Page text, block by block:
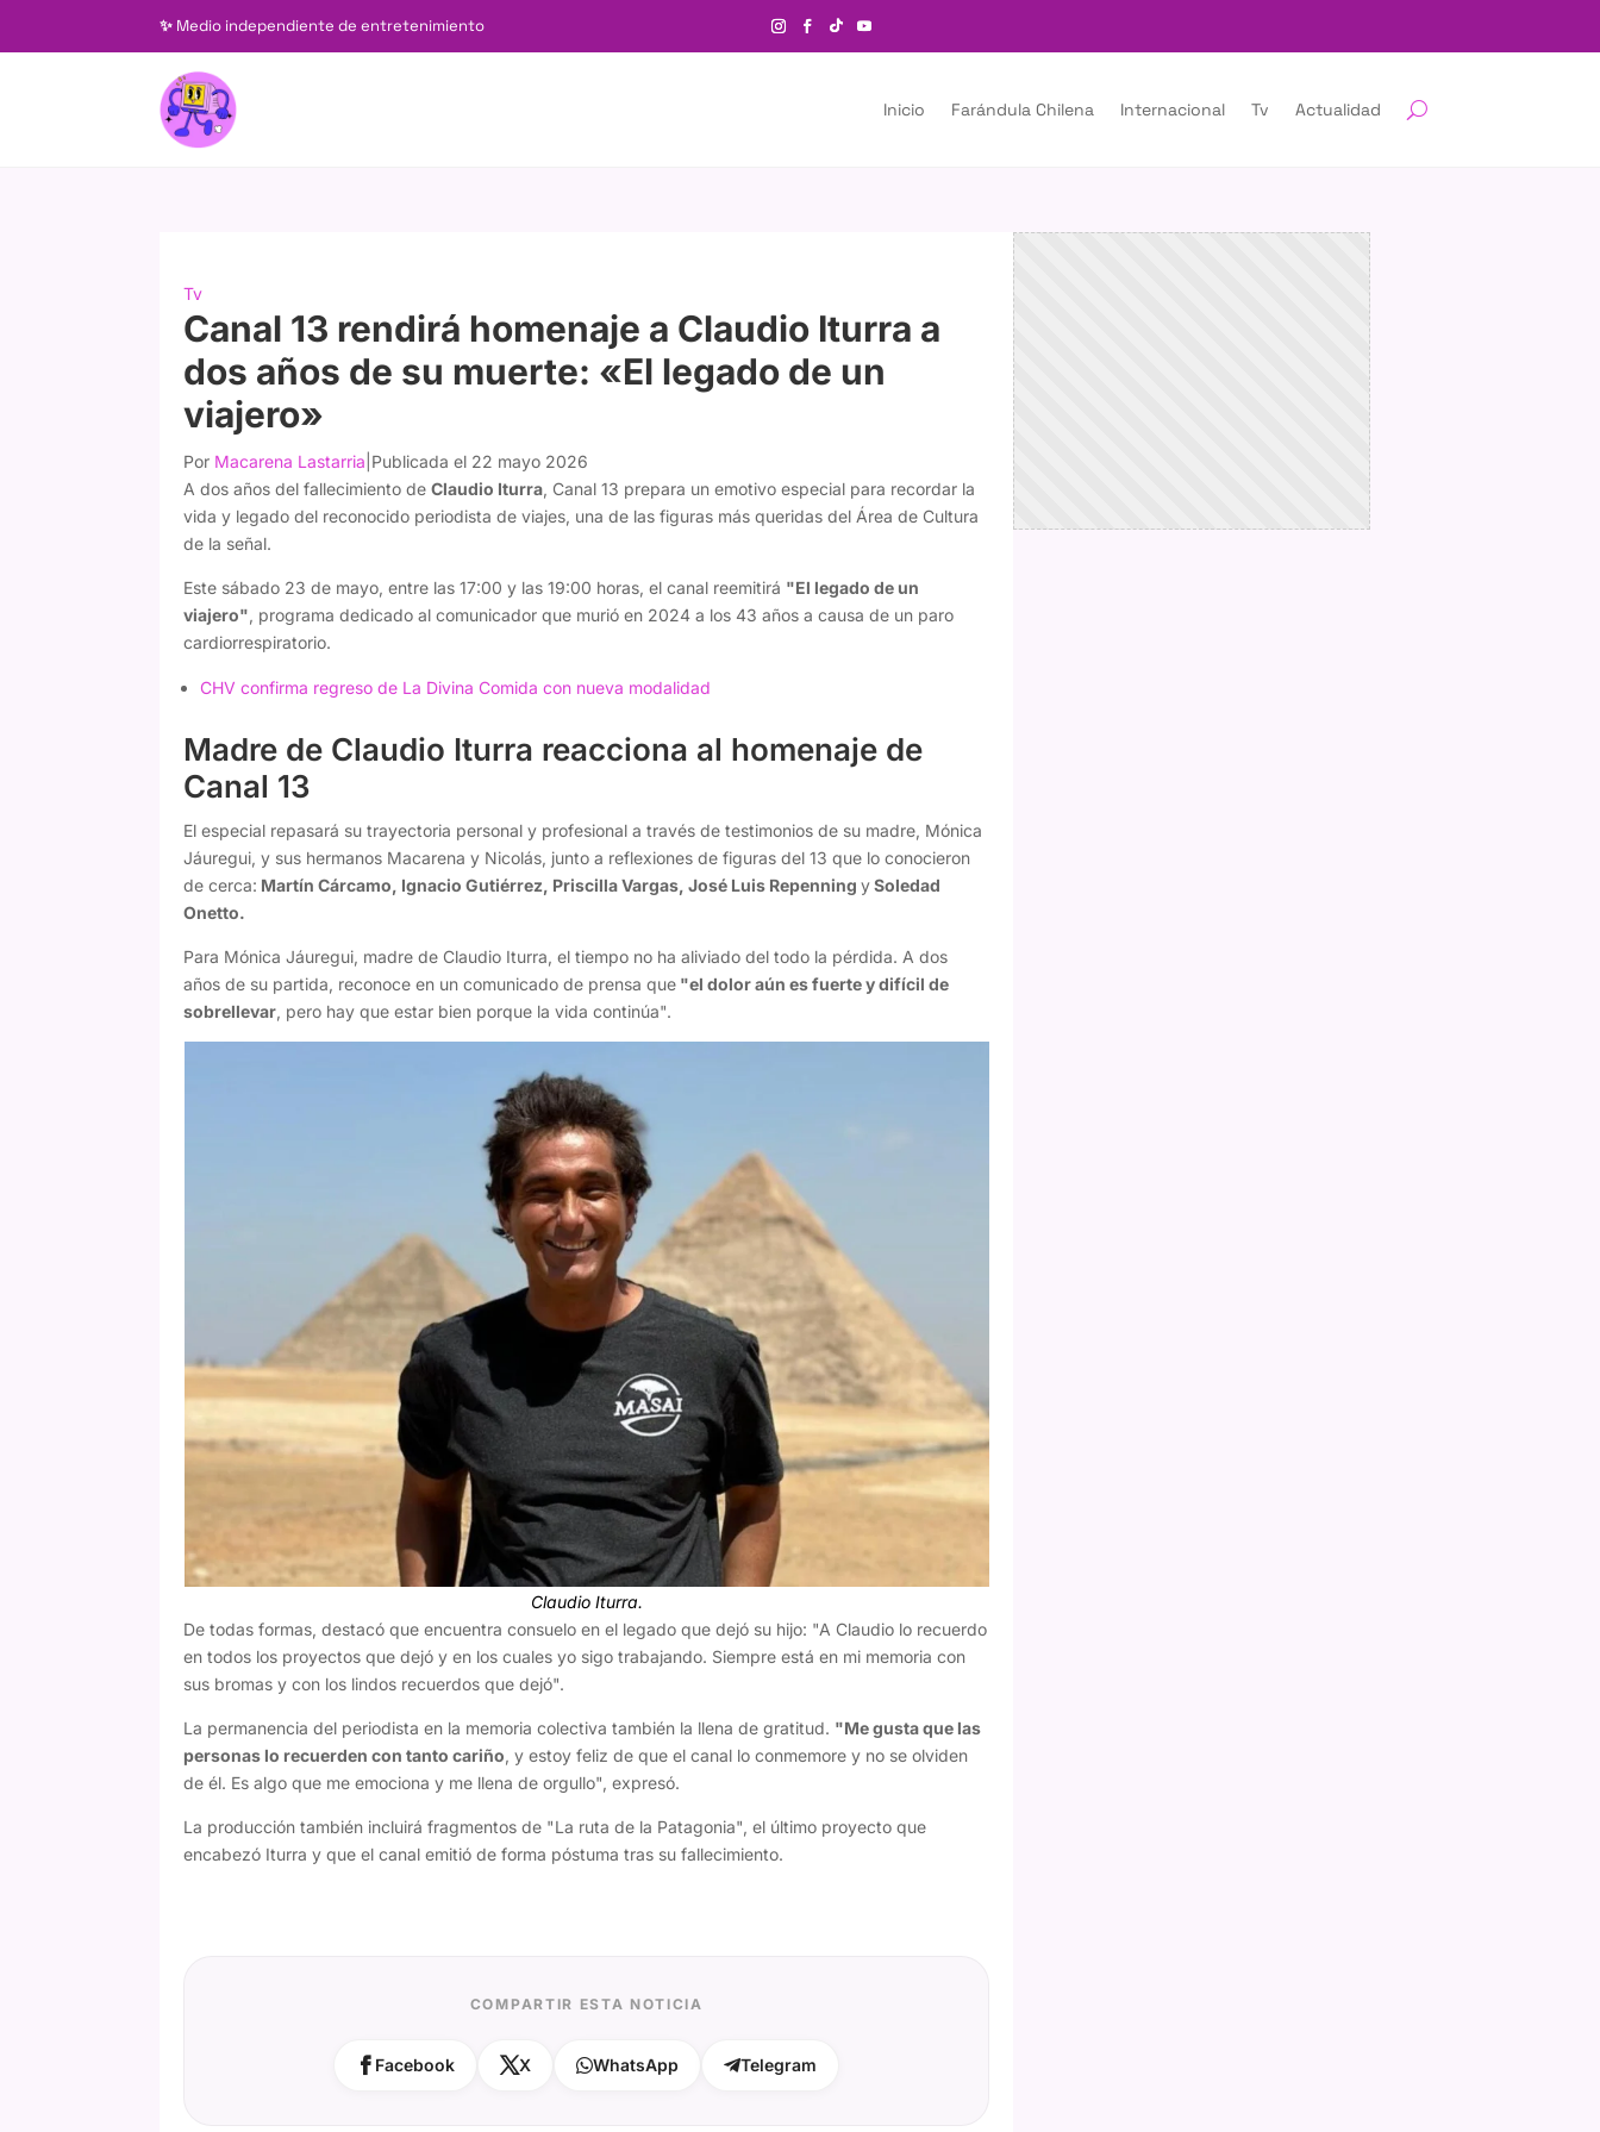
✨ Medio independiente de entretenimiento
Inicio Farándula Chilena Internacional Tv Actualidad
Tv
Canal 13 rendirá homenaje a Claudio Iturra a
dos años de su muerte: «El legado de un
viajero»
Por Macarena Lastarria Publicada el 22 mayo 2026
A dos años del fallecimiento deClaudio Iturra, Canal 13 prepara un emotivo especial para recordar la
vida y legado del reconocido periodista de viajes, una de las figuras más queridas del Área de Cultura
de la señal.
Este sábado 23 de mayo, entre las 17:00 y las 19:00 horas, el canal reemitirá "El legado de un
viajero", programa dedicado al comunicador que murió en 2024 a los 43 años a causa de un paro
cardiorrespiratorio.
CHV confirma regreso de La Divina Comida con nueva modalidad
Madre de Claudio Iturra reacciona al homenaje de
Canal 13
El especial repasará su trayectoria personal y profesional a través de testimonios de su madre, Mónica
Jáuregui, y sus hermanos Macarena y Nicolás, junto a reflexiones de figuras del 13 que lo conocieron
de cerca: Martín Cárcamo, Ignacio Gutiérrez, Priscilla Vargas, José Luis RepenningySoledad
Onetto.
Para Mónica Jáuregui, madre de Claudio Iturra, el tiempo no ha aliviado del todo la pérdida. A dos
años de su partida, reconoce en un comunicado de prensa que "el dolor aún es fuerte y difícil de
sobrellevar, pero hay que estar bien porque la vida continúa".
Claudio Iturra.
De todas formas, destacó que encuentra consuelo en el legado que dejó su hijo: "A Claudio lo recuerdo
en todos los proyectos que dejó y en los cuales yo sigo trabajando. Siempre está en mi memoria con
sus bromas y con los lindos recuerdos que dejó".
La permanencia del periodista en la memoria colectiva también la llena de gratitud. "Me gusta que las
personas lo recuerden con tanto cariño, y estoy feliz de que el canal lo conmemore y no se olviden
de él. Es algo que me emociona y me llena de orgullo", expresó.
La producción también incluirá fragmentos de "La ruta de la Patagonia", el último proyecto que
encabezó Iturra y que el canal emitió de forma póstuma tras su fallecimiento.
COMPARTIR ESTA NOTICIA
Facebook X WhatsApp Telegram